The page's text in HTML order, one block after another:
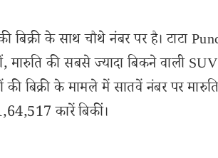
बिक्री के साथ चौथे नंबर पर है। टाटा
की सबसे ज्यादा बिकने वाली
की बिक्री के मामले में सातवें नंबर पर
कारें बिकीं।